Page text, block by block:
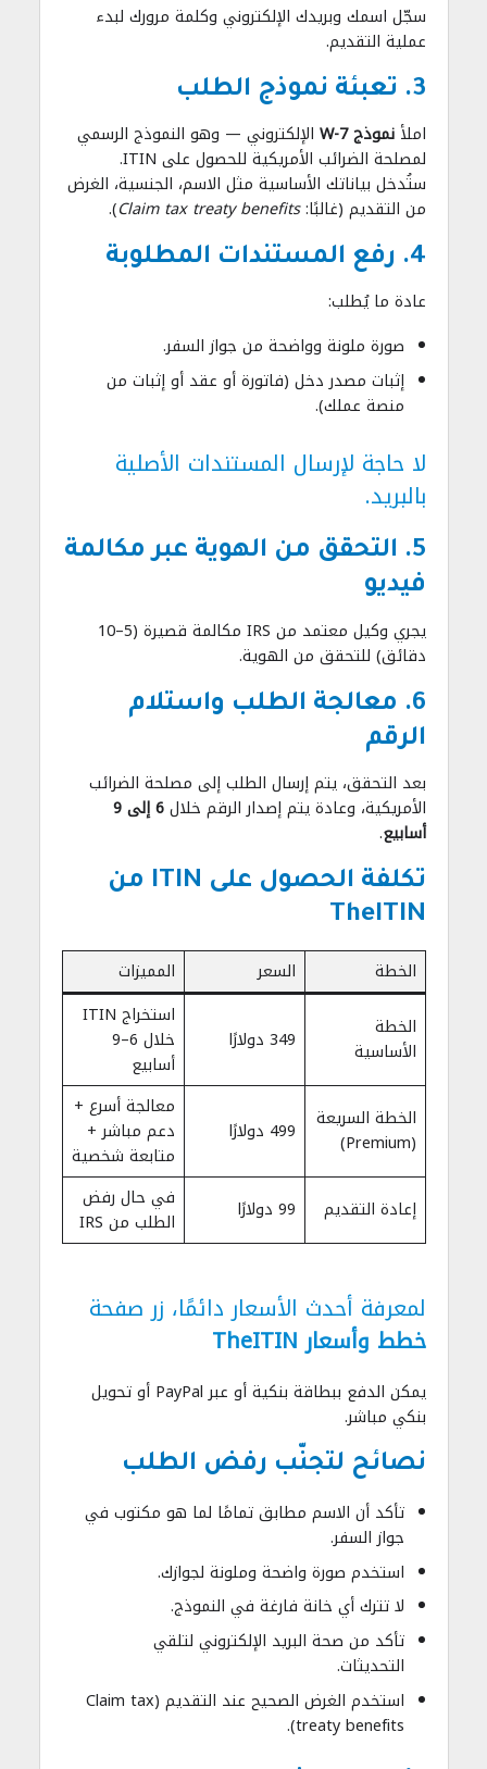
سجّل اسمك وبريدك الإلكتروني وكلمة مرورك لبدء
عملية التقديم.
3. تعبئة نموذج الطلب
املأنموذج W-7
الإلكتروني — وهو النموذج الرسمي
لمصلحة الضرائب الأمريكية للحصول على ITIN.
ستُدخل بياناتك الأساسية مثل الاسم، الجنسية، الغرض
من التقديم (غالبًا:Claim tax treaty benefits
).
4. رفع المستندات المطلوبة
عادة ما يُطلب:
صورة ملونة وواضحة من جواز السفر.
إثبات مصدر دخل (فاتورة أو عقد أو إثبات من
منصة عملك).
لا حاجة لإرسال المستندات الأصلية
بالبريد.
5. التحقق من الهوية عبر مكالمة
فيديو
يجري وكيل معتمد من IRS مكالمة قصيرة (5–10
دقائق) للتحقق من الهوية.
6. معالجة الطلب واستلام
الرقم
بعد التحقق، يتم إرسال الطلب إلى مصلحة الضرائب
الأمريكية، وعادة يتم إصدار الرقم خلال
6 إلى 9
أسابيع.
تكلفة الحصول على ITIN من
TheITIN
الخطة السعر
المميزات
الخطة
الأساسية
349 دولارًا
استخراج ITIN
خلال 6–9
أسابيع
الخطة السريعة
(Premium)
499 دولارًا
معالجة أسرع +
دعم مباشر +
متابعة شخصية
إعادة التقديم
99 دولارًا
في حال رفض
الطلب من IRS
لمعرفة أحدث الأسعار دائمًا، زر صفحة
خطط وأسعار TheITIN
يمكن الدفع ببطاقة بنكية أو عبر PayPal أو تحويل
بنكي مباشر.
نصائح لتجنّب رفض الطلب
تأكد أن الاسم مطابق تمامًا لما هو مكتوب في
جواز السفر.
استخدم صورة واضحة وملونة لجوازك.
لا تترك أي خانة فارغة في النموذج.
تأكد من صحة البريد الإلكتروني لتلقي
التحديثات.
استخدم الغرض الصحيح عند التقديم (Claim tax
treaty benefits).